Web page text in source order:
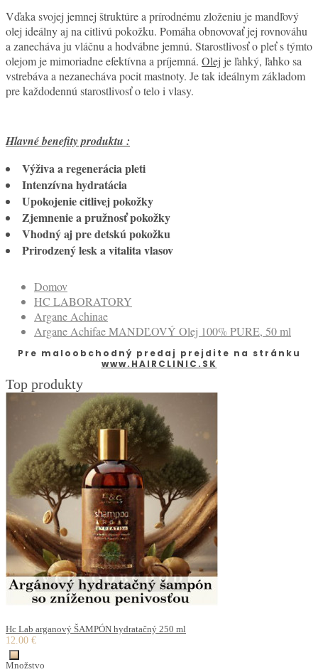
Vďaka svojej jemnej štruktúre a prírodnému zloženiu je mandľový
olej ideálny aj na citlivú pokožku. Pomáha obnovovať jej rovnováhu
a zanecháva ju vláčnu a hodvábne jemnú. Starostlivosť o pleť s týmto
olejom je mimoriadne efektívna a príjemná. Olej je ľahký, ľahko sa
vstrebáva a nezanecháva pocit mastnoty. Je tak ideálnym základom
pre každodennú starostlivosť o telo i vlasy.
Hlavné benefity produktu :
Výživa a regenerácia pleti
Intenzívna hydratácia
Upokojenie citlivej pokožky
Zjemnenie a pružnosť pokožky
Vhodný aj pre detskú pokožku
Prirodzený lesk a vitalita vlasov
Domov
HC LABORATORY
Argane Achinae
Argane Achifae MANDĽOVÝ Olej 100% PURE, 50 ml
Pre maloobchodný predaj prejdite na stránku
www.HAIRCLINIC.SK
Top produkty
Hc Lab arganový ŠAMPÓN hydratačný 250 ml
12.00 €
Množstvo